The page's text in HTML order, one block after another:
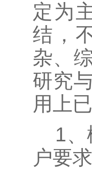
定为
结，
杂、
研究
用上
1、
户要